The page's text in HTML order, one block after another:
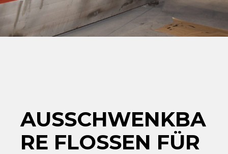
AUSSCHWENKBA
RE FLOSSEN FÜR